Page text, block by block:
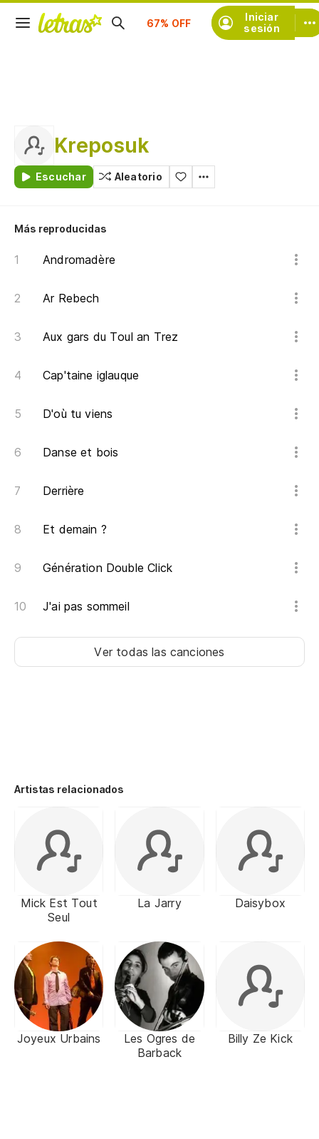
Iniciar
sesión
Kreposuk
Escuchar Aleatorio
Más reproducidas
Andromadère
Ar Rebech
Aux gars du Toul an Trez
Cap'taine iglauque
D'où tu viens
Danse et bois
Derrière
Et demain ?
Génération Double Click
J'ai pas sommeil
Ver todas las canciones
Artistas relacionados
Mick Est Tout
Seul
La Jarry Daisybox
Joyeux Urbains
Les Ogres de
Barback
Billy Ze Kick